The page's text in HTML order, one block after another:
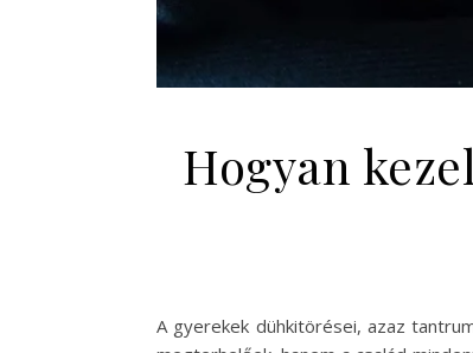
Hogyan
A gyerekek dühkitörései, azaz